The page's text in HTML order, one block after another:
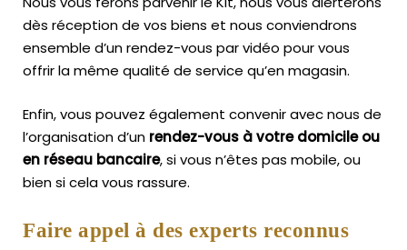
dès réception de vos biens et nous conviendrons
ensemble d’un rendez-vous par vidéo pour vous
offrir la même qualité de service qu’en magasin.
Enfin, vous pouvez également convenir avec nous de
l’organisation d’un rendez-vous à votre domicile ou
en réseau bancaire, si vous n’êtes pas mobile, ou
bien si cela vous rassure.
Faire appel à des experts reconnus